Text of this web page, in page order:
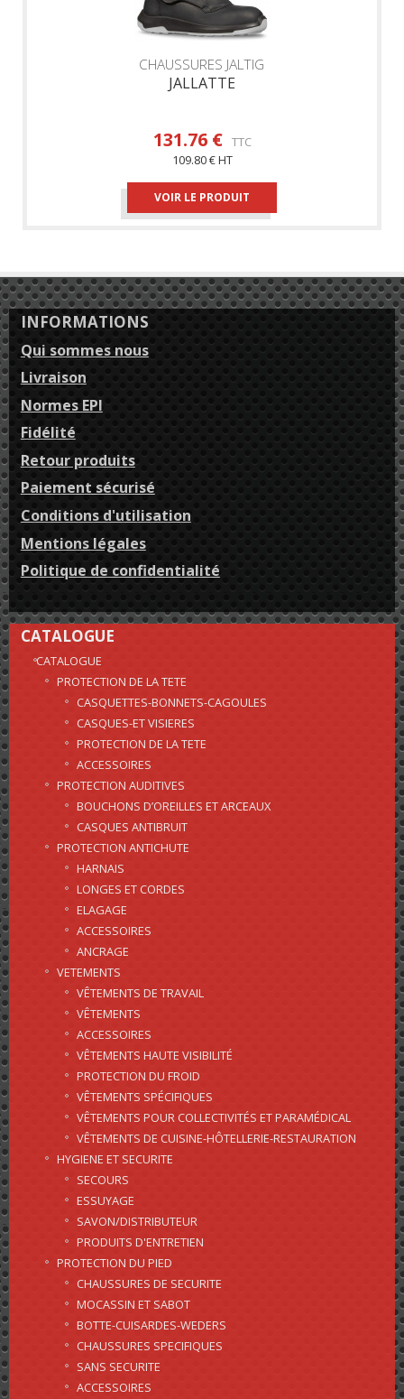
CHAUSSURES JALTIG
JALLATTE
131.76 € TTC
109.80 € HT
VOIR LE PRODUIT
INFORMATIONS
Qui sommes nous
Livraison
Normes EPI
Fidélité
Retour produits
Paiement sécurisé
Conditions d'utilisation
Mentions légales
Politique de confidentialité
CATALOGUE
CATALOGUE
PROTECTION DE LA TETE
CASQUETTES-BONNETS-CAGOULES
CASQUES-ET VISIERES
PROTECTION DE LA TETE
ACCESSOIRES
PROTECTION AUDITIVES
BOUCHONS D’OREILLES ET ARCEAUX
CASQUES ANTIBRUIT
PROTECTION ANTICHUTE
HARNAIS
LONGES ET CORDES
ELAGAGE
ACCESSOIRES
ANCRAGE
VETEMENTS
VÊTEMENTS DE TRAVAIL
VÊTEMENTS
ACCESSOIRES
VÊTEMENTS HAUTE VISIBILITÉ
PROTECTION DU FROID
VÊTEMENTS SPÉCIFIQUES
VÊTEMENTS POUR COLLECTIVITÉS ET PARAMÉDICAL
VÊTEMENTS DE CUISINE-HÔTELLERIE-RESTAURATION
HYGIENE ET SECURITE
SECOURS
ESSUYAGE
SAVON/DISTRIBUTEUR
PRODUITS D'ENTRETIEN
PROTECTION DU PIED
CHAUSSURES DE SECURITE
MOCASSIN ET SABOT
BOTTE-CUISARDES-WEDERS
CHAUSSURES SPECIFIQUES
SANS SECURITE
ACCESSOIRES